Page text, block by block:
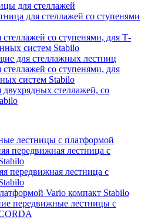
для стеллажей
для стеллажей со ступенями
стеллажей со ступенями, для Т-
систем Stabilo
для стеллажных лестниц
со ступенями, для
систем Stabilo
двухрядных стеллажей, со
лестницы с платформой
передвижная лестница с
передвижная лестница с
Vario компакт Stabilo
передвижные лестницы с